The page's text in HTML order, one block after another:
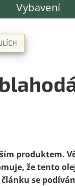
Vybavení
produktem.
že tento
se